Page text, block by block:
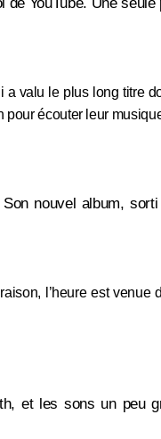
valu le plus long titre
pour écouter leur
nouvel album,
l’heure est
et les sons un peu